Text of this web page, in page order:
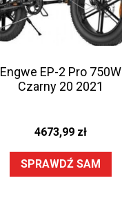
Engwe EP-2 Pro 750W
Czarny 20 2021
4673,99 zł
SPRAWDŹ SAM